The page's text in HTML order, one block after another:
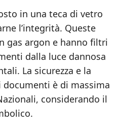
in una teca di vetro
l’integrità. Queste
gas argon e hanno filtri
dalla luce dannosa
La sicurezza e la
documenti è di massima
considerando il